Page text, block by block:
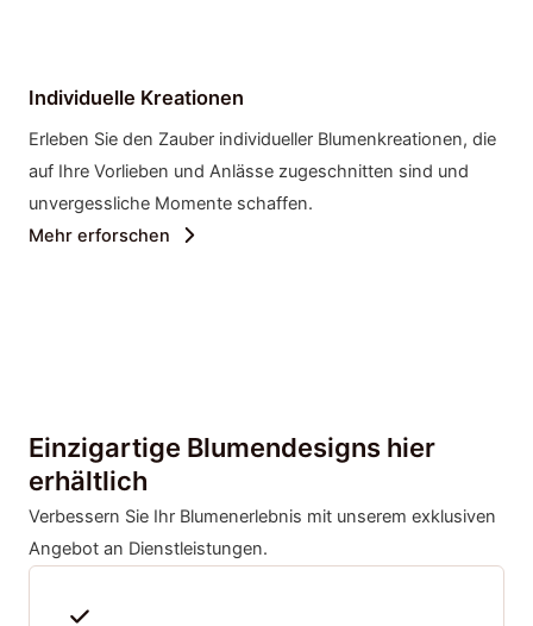
Individuelle Kreationen
Erleben Sie den Zauber individueller Blumenkreationen, die
auf Ihre Vorlieben und Anlässe zugeschnitten sind und
unvergessliche Momente schaffen.
Mehr erforschen
Einzigartige Blumendesigns hier
erhältlich
Verbessern Sie Ihr Blumenerlebnis mit unserem exklusiven
Angebot an Dienstleistungen.